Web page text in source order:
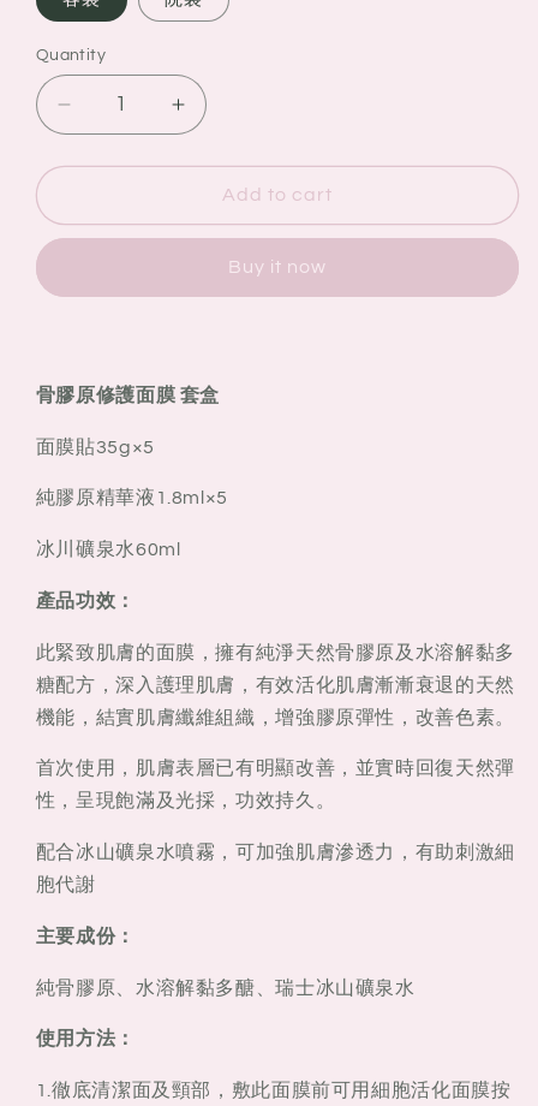
Quantity
Quantity
Decrease
quantity
for
法
原
修
護
膜
套
Increase
quantity
for
VALMONT
法
原
修
膜
套
Add to cart
Buy it now
骨膠原修護面膜 套盒
面膜貼35g×5
純膠原精華液1.8ml×5
冰川礦泉水60ml
產品功效：
此緊致肌膚的面膜，擁有純淨天然骨膠原及水溶解黏多
糖配方，深入護理肌膚，有效活化肌膚漸漸衰退的天然
機能，結實肌膚纖維組織，增強膠原彈性，改善色素。
首次使用，肌膚表層已有明顯改善，並實時回復天然彈
性，呈現飽滿及光採，功效持久。
配合冰山礦泉水噴霧，可加強肌膚滲透力，有助刺激細
胞代謝
主要成份：
純骨膠原、水溶解黏多醣、瑞士冰山礦泉水
使用方法：
1.徹底清潔面及頸部，敷此面膜前可用細胞活化面膜按